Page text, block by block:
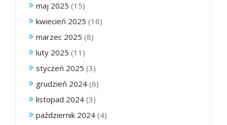
maj 2025 (15)
kwiecień 2025 (16)
marzec 2025 (8)
luty 2025 (11)
styczeń 2025 (3)
grudzień 2024 (6)
listopad 2024 (3)
październik 2024 (4)